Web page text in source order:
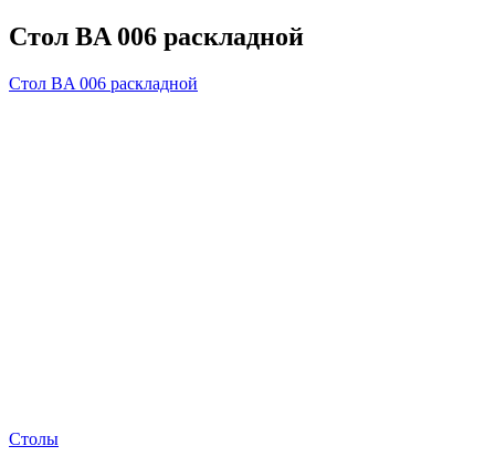
Стол BA 006 раскладной
Стол BA 006 раскладной
Столы